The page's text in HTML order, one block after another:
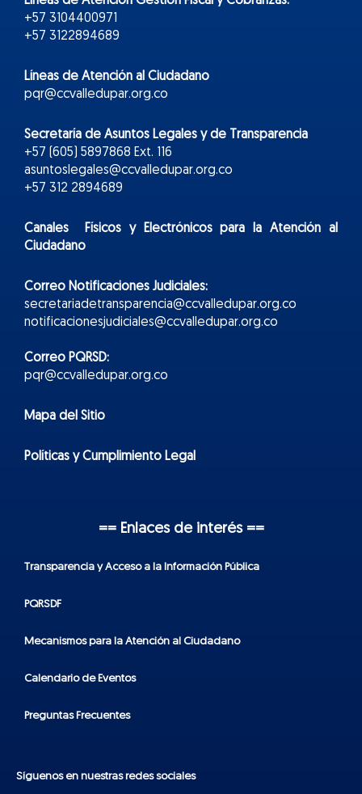
+57 3104400971
+57 3122894689
Líneas de Atención al Ciudadano
pqr@ccvalledupar.org.co
Secretaría de Asuntos Legales y de Transparencia
+57 (605) 5897868 Ext. 116
asuntoslegales@ccvalledupar.org.co
+57 312 2894689
Canales Físicos yElectrónicospara la Atención al
Ciudadano
Correo Notificaciones Judiciales:
secretariadetransparencia@ccvalledupar.org.co
notificacionesjudiciales@ccvalledupar.org.co
Correo PQRSD:
pqr@ccvalledupar.org.co
Mapa del Sitio
Políticas y Cumplimiento Legal
== Enlaces de interés ==
Transparencia y Acceso a la Información Pública
PQRSDF
Mecanismos para la Atención al Ciudadano
Calendario de Eventos
Preguntas Frecuentes
Síguenos en nuestras redes sociales